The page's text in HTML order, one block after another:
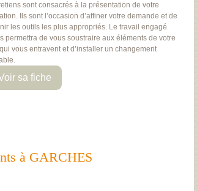
sont consacrés à la présentation de votre
Ils sont l’occasion d’affiner votre demande et de
les outils les plus appropriés. Le travail engagé
permettra de vous soustraire aux éléments de votre
vous entravent et d’installer un changement
sa fiche
à GARCHES